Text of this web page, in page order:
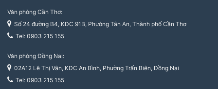
Văn phòng Cần Thơ:
Số 24 đường B4, KDC 91B, Phường Tân An, Thành phố Cần Thơ
Tel: 0903 215 155
Văn phòng Đồng Nai:
02A12 Lê Thị Vân, KDC An Bình, Phường Trấn Biên, Đồng Nai
Tel: 0903 215 155